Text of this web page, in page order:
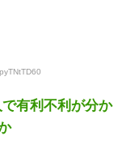
有利不利が分か